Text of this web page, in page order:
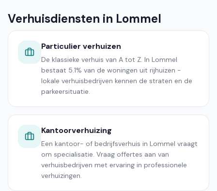
Verhuisdiensten in Lommel
Particulier verhuizen
De klassieke verhuis van A tot Z. In Lommel
bestaat 5.1% van de woningen uit rijhuizen -
lokale verhuisbedrijven kennen de straten en de
parkeersituatie.
Kantoorverhuizing
Een kantoor- of bedrijfsverhuis in Lommel vraagt
om specialisatie. Vraag offertes aan van
verhuisbedrijven met ervaring in professionele
verhuizingen.